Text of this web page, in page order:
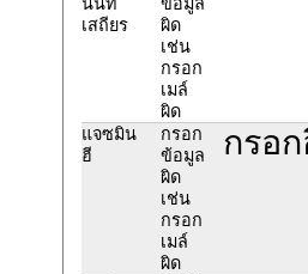
เสถียร
ผิด
เช่น
กรอก
เมล์
ผิด
แจซมิน
ฮี
กรอก
ข้อมูล
ผิด
เช่น
กรอก
เมล์
ผิด
กรอ